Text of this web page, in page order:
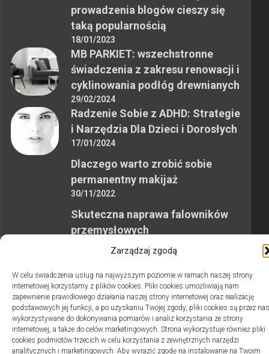
Zarządzaj zgodą
W celu świadczenia usług na najwyższym poziomie w ramach naszej strony
internetowej korzystamy z plików cookies. Pliki cookies umożliwiają nam
zapewnienie prawidłowego działania naszej strony internetowej oraz realizację
podstawowych jej funkcji, a po uzyskaniu Twojej zgody, pliki cookies są przez nas
wykorzystywane do dokonywania pomiarów i analiz korzystania ze strony
internetowej, a także do celów marketingowych. Strona wykorzystuje również pliki
cookies podmiotów trzecich w celu korzystania z zewnętrznych narzędzi
analitycznych i marketingowych. Aby wyrazić zgodę na instalowanie na Twoim
prowadzenia blogów cieszy się
taką popularnością
18/01/2023
MB PARKIET: wszechstronne
świadczenia z zakresu renowacji i
cyklinowania podłóg drewnianych
29/02/2024
Radzenie Sobie z ADHD: Strategie
i Narzędzia Dla Dzieci i Dorosłych
17/01/2024
Dlaczego warto zrobić sobie
permanentny makijaż
30/11/2022
Skuteczna naprawa falowników
przemysłowych
2swiaty.pl © 2026. Wszelkie prawa zastrzeżone.